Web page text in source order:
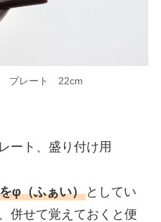
プレート 22cm
ート、盛り付け用
φ（ふぁい）としてい
併せて覚えておくと便